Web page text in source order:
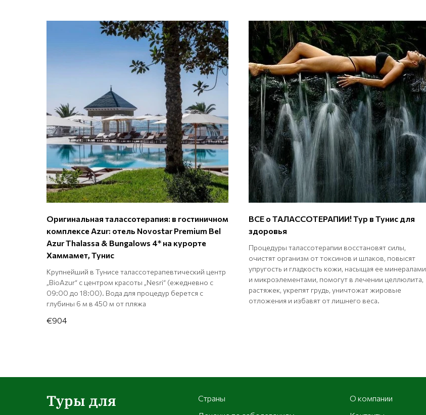
Оригинальная талассотерапия: в гостиничном
комплексе Azur: отель Novostar Premium Bel
Azur Thalassa & Bungalows 4* на курорте
Хаммамет, Тунис
Крупнейший в Тунисе талассотерапевтический центр
„BioAzur“ c центром красоты „Nesri“ (ежедневно с
09:00 до 18:00). Вода для процедур берется с
глубины 6 м в 450 м от пляжа
€904
ВСЕ о ТАЛАССОТЕРАПИИ! Тур в Тунис для
здоровья
Процедуры талассотерапии восстановят силы,
очистят организм от токсинов и шлаков, повысят
упругость и гладкость кожи, насыщая ее минералами
и микроэлементами, помогут в лечении целлюлита,
растяжек, укрепят грудь, уничтожат жировые
отложения и избавят от лишнего веса.
Туры для
Страны
О компании